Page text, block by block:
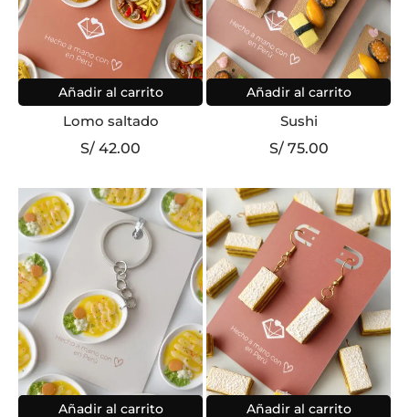
Añadir al carrito
Lomo saltado
S/ 42.00
Añadir al carrito
Sushi
S/75.00
Añadir al carrito Añadir al carrito